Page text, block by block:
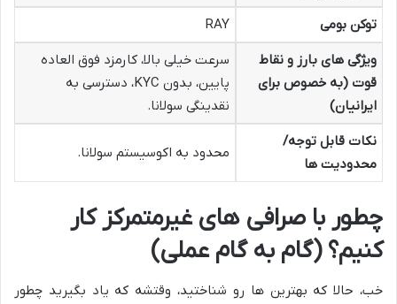
توکن بومی
RAY
ویژگی های بارز و نقاط
قوت (به خصوص برای
ایرانیان)
سرعت خیلی بالا، کارمزد فوق العاده
پایین، بدون KYC، دسترسی به
نقدینگی سولانا.
نکات قابل توجه/
محدودیت ها
محدود به اکوسیستم سولانا.
چطور با صرافی های غیرمتمرکز کار
کنیم؟ (گام به گام عملی)
خب، حالا که بهترین ها رو شناختید، وقتشه که یاد بگیرید چطور